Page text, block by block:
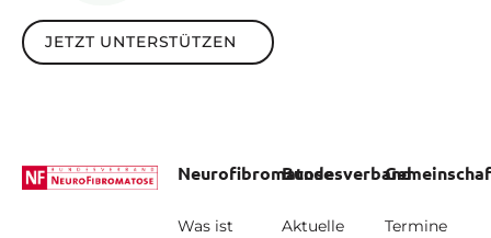
Jetzt unterstützen
JETZT UNTERSTÜTZEN
Neurofibromatose
Was ist
Bundesverband
Aktuelle
Termine